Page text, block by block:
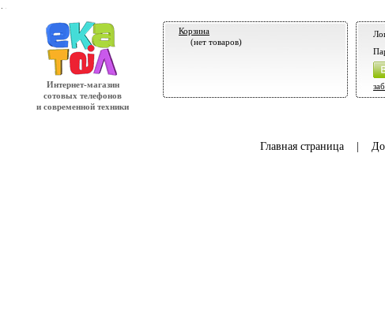
Интернет-магазин
сотовых телефонов
и современной техники
Корзина
(нет товаров)
Главная страница|